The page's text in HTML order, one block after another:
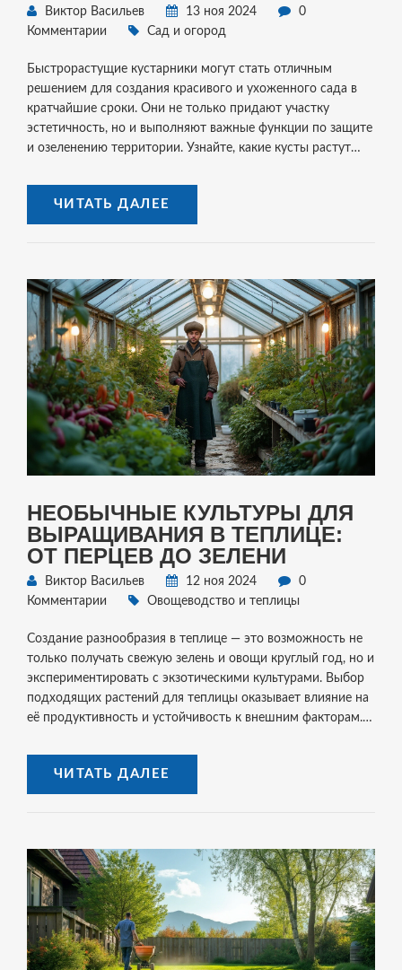
Виктор Васильев 13 ноя 2024
0
Комментарии
Сад и огород
Быстрорастущие кустарники могут стать отличным
решением для создания красивого и ухоженного сада в
кратчайшие сроки. Они не только придают участку
эстетичность, но и выполняют важные функции по защите
и озеленению территории. Узнайте, какие кусты растут
успешного выращивания и как повысить их
жизнеспособность. Поделимся советами по уходу за
этими растениями, чтобы ваш сад всегда выглядел
ЧИТАТЬ ДАЛЕЕ
НЕОБЫЧНЫЕ КУЛЬТУРЫ ДЛЯ
ВЫРАЩИВАНИЯ В ТЕПЛИЦЕ:
ОТ ПЕРЦЕВ ДО ЗЕЛЕНИ
Виктор Васильев 12 ноя 2024
0
Комментарии
Овощеводство и теплицы
Создание разнообразия в теплице — это возможность не
только получать свежую зелень и овощи круглый год, но и
экспериментировать с экзотическими культурами. Выбор
подходящих растений для теплицы оказывает влияние на
её продуктивность и устойчивость к внешним факторам.
баклажаны, перцы, салатные листья и даже такие травы,
как базилик и розмарин. Умение подобрать правильные
растения позволит обеспечить постоянный урожай и
ЧИТАТЬ ДАЛЕЕ